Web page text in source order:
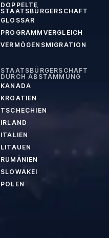
DOPPELTE
STAATSBÜRGERSCHAFT
GLOSSAR
PROGRAMMVERGLEICH
VERMÖGENSMIGRATION
STAATSBÜRGERSCHAFT
DURCH ABSTAMMUNG
KANADA
KROATIEN
TSCHECHIEN
IRLAND
ITALIEN
LITAUEN
RUMÄNIEN
SLOWAKEI
POLEN